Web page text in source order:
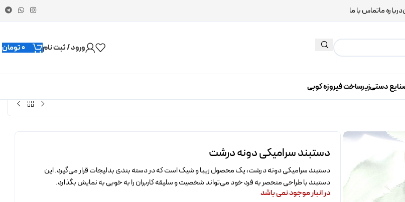
درباره ماتماس با ما
ورود / ثبت نام 0تومان
دستیزیرساخت فیروزه کوبی
دستبند سرامیکی دونه درشت
دستبند سرامیکی دونه درشت، یک محصول زیبا و شیک است که در دسته بندی بدلیجات قرار می‌گیرد. این
دستبند با طراحی منحصر به فرد خود می‌تواند شخصیت و سلیقه کاربران را به خوبی به نمایش بگذارد.
در انبار موجود نمی باشد